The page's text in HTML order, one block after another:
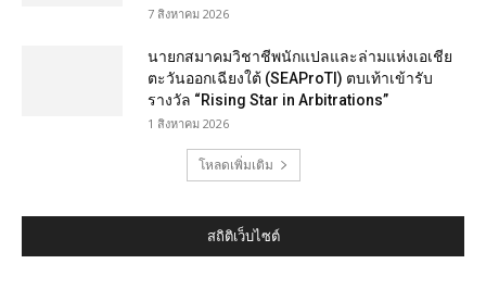
7 สิงหาคม 2026
นายกสมาคมวิชาชีพนักแปลและล่ามแห่งเอเชีย
ตะวันออกเฉียงใต้ (SEAProTI) ตบเท้าเข้ารับ
รางวัล “Rising Star in Arbitrations”
1 สิงหาคม 2026
โหลดเพิ่มเติม
สถิติเว็บไซต์